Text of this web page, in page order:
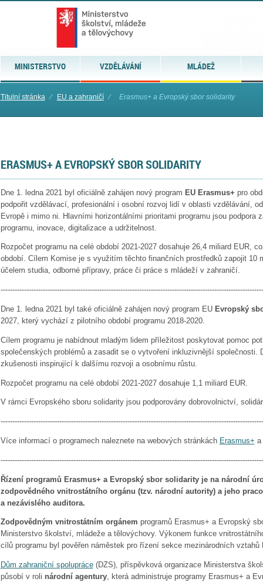
MINISTERSTVO VZDĚLÁVÁNÍ MLÁDEŽ
Titulní stránka ⁄ EU a zahraničí ⁄ Erasmus+ a Evropský sbor solidarity
ERASMUS+ A EVROPSKÝ SBOR SOLIDARITY
Dne 1. ledna 2021 byl oficiálně zahájen nový program EU Erasmus+ pro
podpořit vzdělávací, profesionální i osobní rozvoj lidí v oblasti vzdělávání,
Evropě i mimo ni. Hlavními horizontálními prioritami programu jsou podpora
programu, inovace, digitalizace a udržitelnost.
Rozpočet programu na celé období 2021-2027 dosahuje 26,4 miliard EUR,
období. Cílem Komise je s využitím těchto finančních prostředků zapojit 10
účelem studia, odborné přípravy, práce či práce s mládeží v zahraničí.
Dne 1. ledna 2021 byl také oficiálně zahájen nový program EU Evropský
2027, který vychází z pilotního období programu 2018-2020.
Cílem programu je nabídnout mladým lidem příležitost poskytovat pomoc
společenských problémů a zasadit se o vytvoření inkluzivnější společnosti.
zkušenosti inspirující k dalšímu rozvoji a osobnímu růstu.
Rozpočet programu na celé období 2021-2027 dosahuje 1,1 miliard EUR.
V rámci Evropského sboru solidarity jsou podporovány dobrovolnictví,
Více informací o programech naleznete na webových stránkách Erasmus+ a
Řízení programů Erasmus+ a Evropský sbor solidarity je na národní
zodpovědného vnitrostátního orgánu (tzv. národní autority) a jeho
a nezávislého auditora.
Zodpovědným vnitrostátním orgánem programů Erasmus+ a Evropský
Ministerstvo školství, mládeže a tělovýchovy. Výkonem funkce
cílů programu byl pověřen náměstek pro řízení sekce mezinárodních vztahů
Dům zahraniční spolupráce(DZS), příspěvková organizace Ministerstva
působí v roli národní agentury, která administruje programy Erasmus+ a